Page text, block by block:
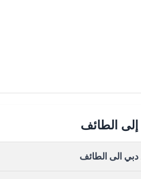
إلى الطائف
دبي الى الطائف